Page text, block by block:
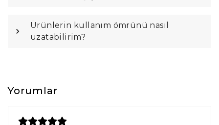
Ürünlerin kullanım ömrünü nasıl
uzatabilirim?
Yorumlar